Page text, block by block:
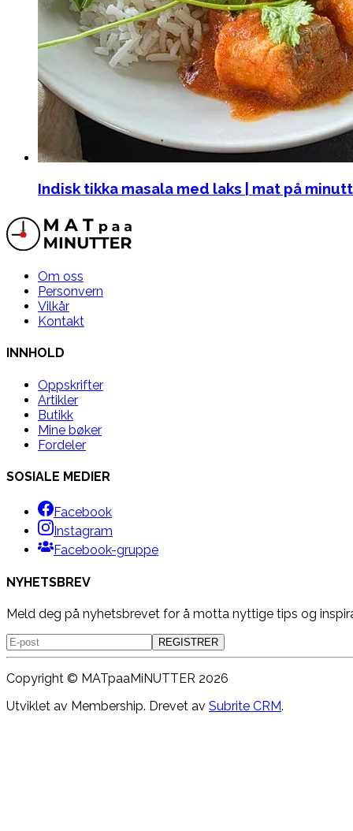
Indisk tikka masala med laks | mat på
Om oss
Personvern
Vilkår
Kontakt
INNHOLD
Oppskrifter
Artikler
Butikk
Mine bøker
Fordeler
SOSIALE MEDIER
Facebook
Instagram
Facebook-gruppe
NYHETSBREV
Meld deg på nyhetsbrevet for å motta nyttige tips og
REGISTRER
Copyright © MATpaaMiNUTTER 2026
Utviklet av Membership. Drevet av Subrite CRM.